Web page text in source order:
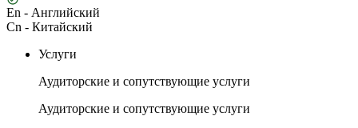
En - Английский
Cn - Китайский
Услуги
Аудиторские и сопутствующие услуги
Аудиторские и сопутствующие услуги